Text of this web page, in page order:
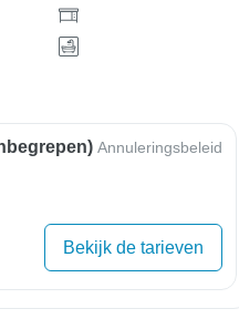
Annuleringsbeleid
Bekijk de tarieven